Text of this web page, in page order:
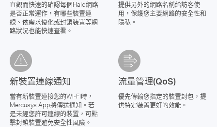
直觀而快速的確認每個Halo網路
是否正常運作，有哪些裝置連
線、依需求優化或封鎖裝置等網
路狀況也能快速查看。
流量管理(QoS)
優先傳輸您指定的裝置封包，提
供特定裝置更好的效能。
新裝置連線通知
當有新裝置連接您的Wi-Fi時，
Mercusys App將傳送通知。若
是未經您許可連線的裝置，可點
擊封鎖裝置避免安全性風險。
提供另外的網路名稱給訪客使
用，保護您主要網路的安全性和
隱私。